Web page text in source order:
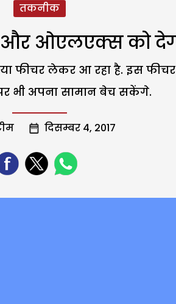
तकनीक
ओएलएक्स को
फीचर लेकर आ रहा है. इस
भी अपना सामान बेच सकेंगे.
दिसम्बर 4, 2017